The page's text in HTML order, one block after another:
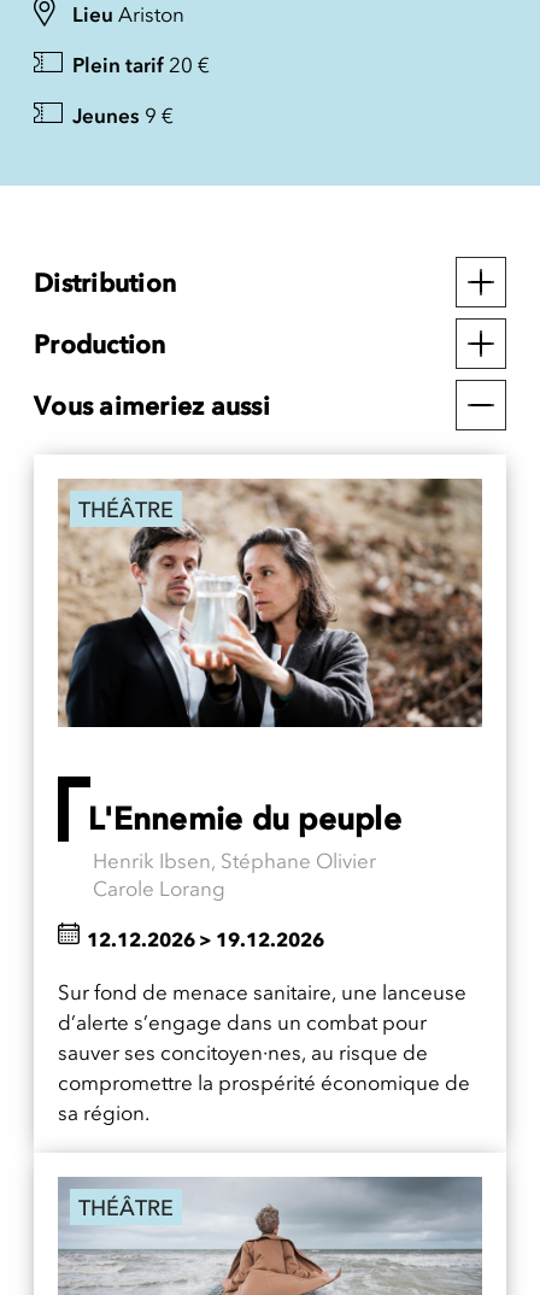
Lieu Ariston
Plein tarif 20 €
Jeunes 9 €
Distribution
Production
Vous aimeriez aussi
THÉÂTRE
L'Ennemie du peuple
Henrik Ibsen, Stéphane Olivier
Carole Lorang
Sur fond de menace sanitaire, une lanceuse
d’alerte s’engage dans un combat pour
sauver ses concitoyen·nes, au risque de
compromettre la prospérité économique de
sa région.
12.12.2026 > 19.12.2026
THÉÂTRE